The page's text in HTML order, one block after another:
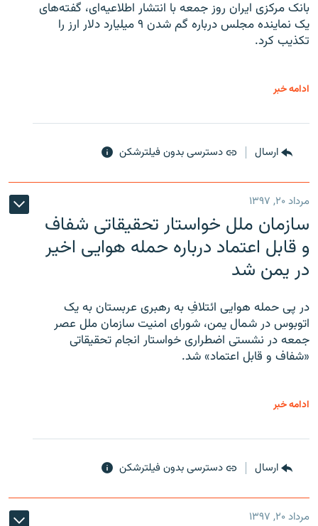
بانک مرکزی ایران روز جمعه با انتشار اطلاعیه‌ای، گفته‌های
یک نماینده مجلس درباره گم شدن ۹ میلیارد دلار ارز را
تکذیب کرد.
ادامه خبر
ارسال دسترسی بدون فیلترشکن
مرداد ۲۰, ۱۳۹۷
سازمان ملل خواستار تحقیقاتی شفاف
و قابل اعتماد درباره حمله هوایی اخیر
در یمن شد
در پی حمله هوایی ائتلافِ به رهبری عربستان به یک
اتوبوس در شمال یمن، شورای امنیت سازمان ملل عصر
جمعه در نشستی اضطراری خواستار انجام تحقیقاتی
«شفاف و قابل اعتماد» شد.
ادامه خبر
ارسال دسترسی بدون فیلترشکن
مرداد ۲۰, ۱۳۹۷